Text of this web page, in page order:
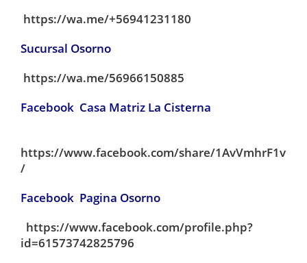
https://wa.me/+56941231180
Sucursal Osorno
https://wa.me/56966150885
Facebook Casa Matriz La Cisterna
https://www.facebook.com/share/1AvVmhrF1v
/
Facebook Pagina Osorno
https://www.facebook.com/profile.php?
id=61573742825796